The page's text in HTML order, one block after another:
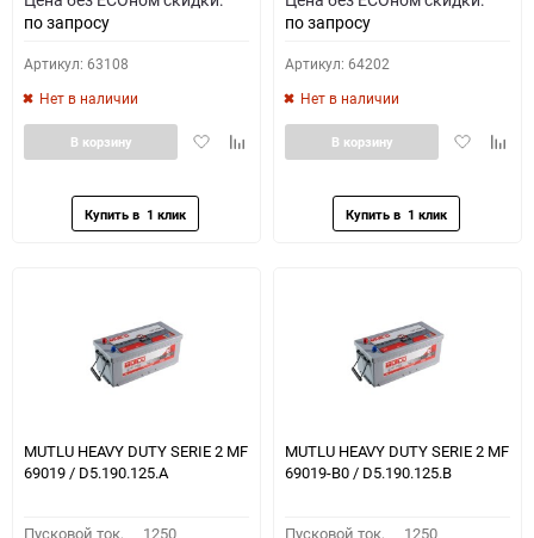
0 - обратная 1 - прямая 3 - обратная 4 - прямая
по запросу
Артикул: 63108
Нет в наличии
ДобавитьДобавить
В корзину
по запросу
Артикул: 64202
Нет в наличии
Добавить
В корзину
MUTLU HEAVY DUTY SERIE 2 MF
69019 / D5.190.125.A
Пусковой ток,
1250
MUTLU HEAVY DUTY SERIE 2 MF
69019-B0 / D5.190.125.B
Пусковой ток,
1250